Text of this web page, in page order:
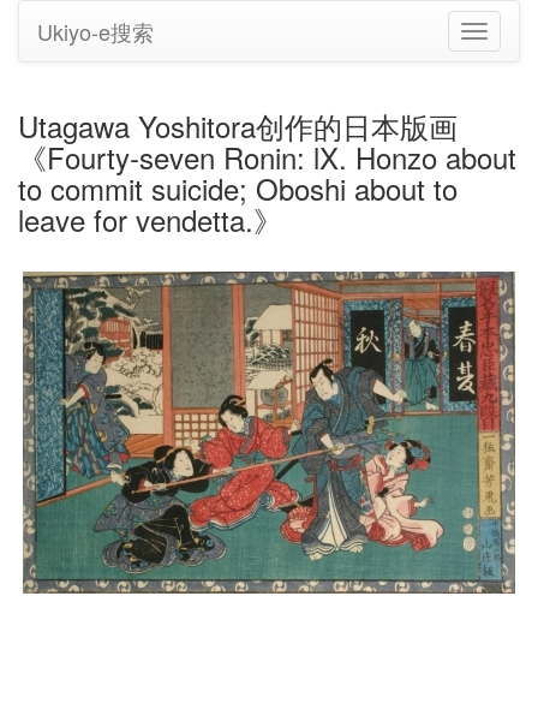
切
换
Ukiyo-e搜索
Utagawa Yoshitora创作的日本版画
《Fourty-seven Ronin: lX. Honzo about
to commit suicide; Oboshi about to
leave for vendetta.》